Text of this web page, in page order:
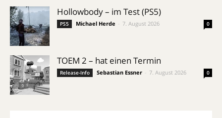
Hollowbody – im Test (PS5)
PS5 Michael Herde 7. August 2026 0
TOEM 2 – hat einen Termin
Release-Info Sebastian Essner 7. August 2026 0